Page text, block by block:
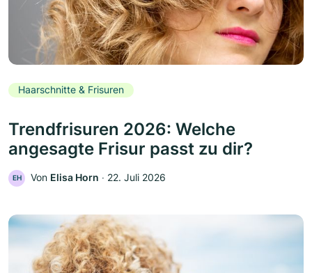
Haarschnitte & Frisuren
Trendfrisuren 2026: Welche
angesagte Frisur passt zu dir?
EH Von Elisa Horn ‧ 22. Juli 2026